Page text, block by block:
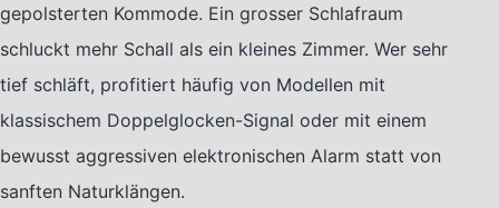
gepolsterten Kommode. Ein grosser Schlafraum
schluckt mehr Schall als ein kleines Zimmer. Wer sehr
tief schläft, profitiert häufig von Modellen mit
klassischem Doppelglocken-Signal oder mit einem
bewusst aggressiven elektronischen Alarm statt von
sanften Naturklängen.